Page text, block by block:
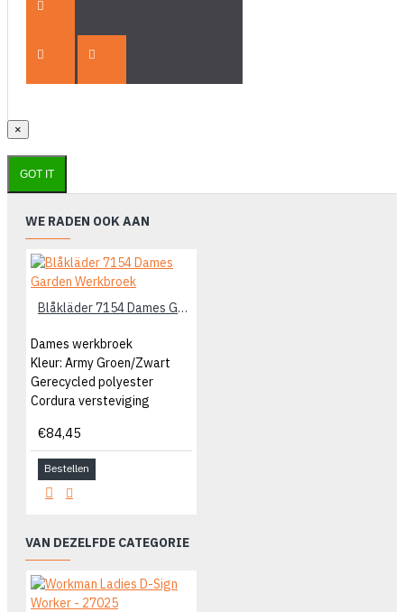
×
GOT IT
WE RADEN OOK AAN
Blåkläder 7154 Dames Garden Werkbroek
Dames werkbroek
Kleur: Army Groen/Zwart
Gerecycled polyester
Cordura versteviging
€84,45
Bestellen
VAN DEZELFDE CATEGORIE